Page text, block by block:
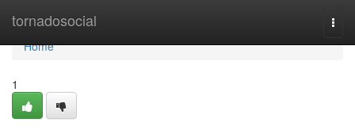
tornadosocial
Home
Home
1